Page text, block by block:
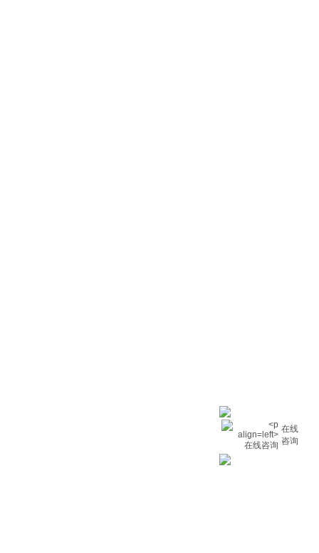
在线
咨询